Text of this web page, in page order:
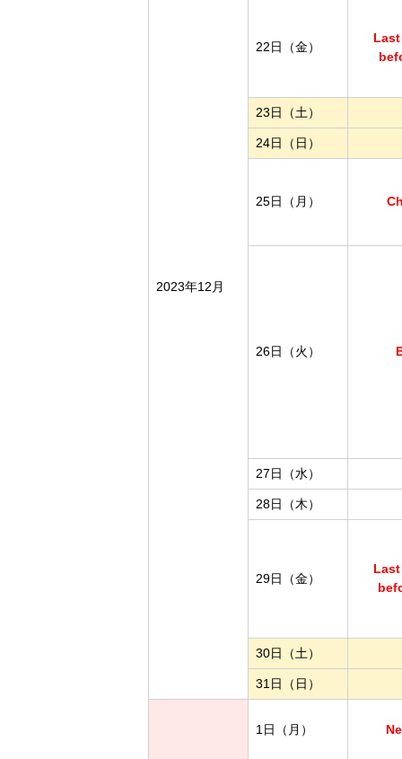
2023年12月
22日（金）
23日（土）
24日（日）
25日（月）
26日（火）
27日（水）
28日（木）
29日（金）
30日（土）
31日（日）
1日（月）